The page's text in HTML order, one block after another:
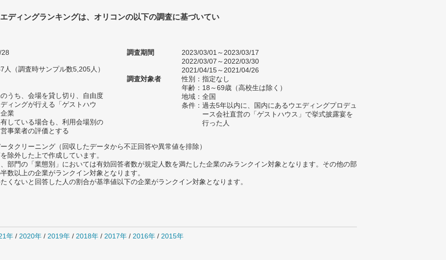
ディングランキングは、オリコンの以下の調査に基づいてい
人（調査時サンプル数5,205人）
うち、会場を貸し切り、自由度
ィングが行える「ゲストハウ
業
している場合も、利用会場別の
事業者の評価とする
調査期間
2023/03/01～2023/03/17
2022/03/07～2022/03/30
2021/04/15～2021/04/26
調査対象者
性別：指定なし
年齢：18～69歳（高校生は除く）
地域：全国
条件：過去5年以内に、国内にあるウエディングプロデュ
ース会社直営の「ゲストハウス」で挙式披露宴を
行った人
タクリーニング（回収したデータから不正回答や異常値を排除）
除外した上で作成しています。
部門の「業態別」においては有効回答者数が規定人数を満たした企業のみランクイン対象となります。その他の部
数以上の企業がランクイン対象となります。
くないと回答した人の割合が基準値以下の企業がランクイン対象となります。
年 / 2020年 / 2019年 / 2018年 / 2017年 / 2016年 / 2015年